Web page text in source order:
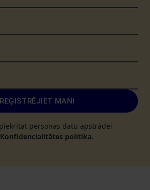
REĢISTRĒJIET MANI
personas datu apstrādei
Konfidencialitātes politika.